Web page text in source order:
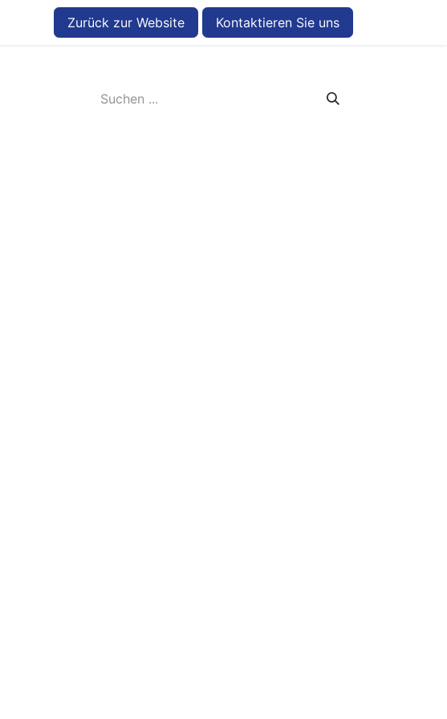
Zurück zur Website Kontaktieren Sie uns